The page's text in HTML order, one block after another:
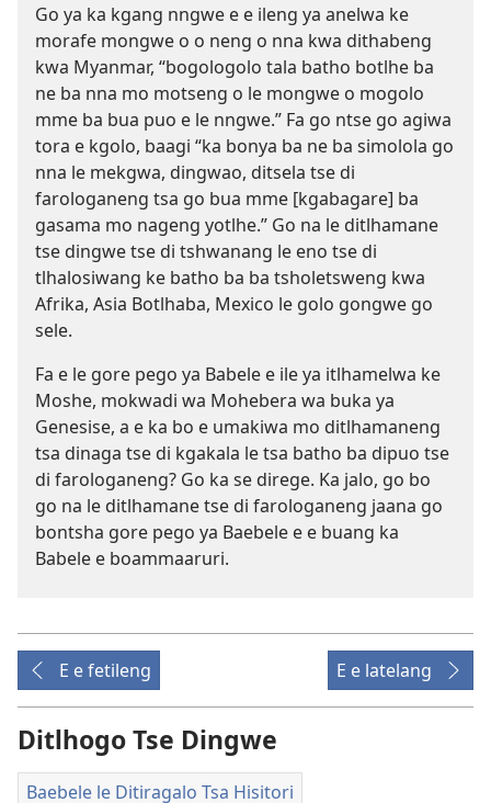
Go ya ka kgang nngwe e e ileng ya anelwa ke
morafe mongwe o o neng o nna kwa dithabeng
kwa Myanmar, “bogologolo tala batho botlhe ba
ne ba nna mo motseng o le mongwe o mogolo
mme ba bua puo e le nngwe.” Fa go ntse go agiwa
tora e kgolo, baagi “ka bonya ba ne ba simolola go
nna le mekgwa, dingwao, ditsela tse di
farologaneng tsa go bua mme [kgabagare] ba
gasama mo nageng yotlhe.” Go na le ditlhamane
tse dingwe tse di tshwanang le eno tse di
tlhalosiwang ke batho ba ba tsholetsweng kwa
Afrika, Asia Botlhaba, Mexico le golo gongwe go
sele.
Fa e le gore pego ya Babele e ile ya itlhamelwa ke
Moshe, mokwadi wa Mohebera wa buka ya
Genesise, a e ka bo e umakiwa mo ditlhamaneng
tsa dinaga tse di kgakala le tsa batho ba dipuo tse
di farologaneng? Go ka se direge. Ka jalo, go bo
go na le ditlhamane tse di farologaneng jaana go
bontsha gore pego ya Baebele e e buang ka
Babele e boammaaruri.
E e fetileng E e latelang
Ditlhogo Tse Dingwe
Baebele le Ditiragalo Tsa Hisitori